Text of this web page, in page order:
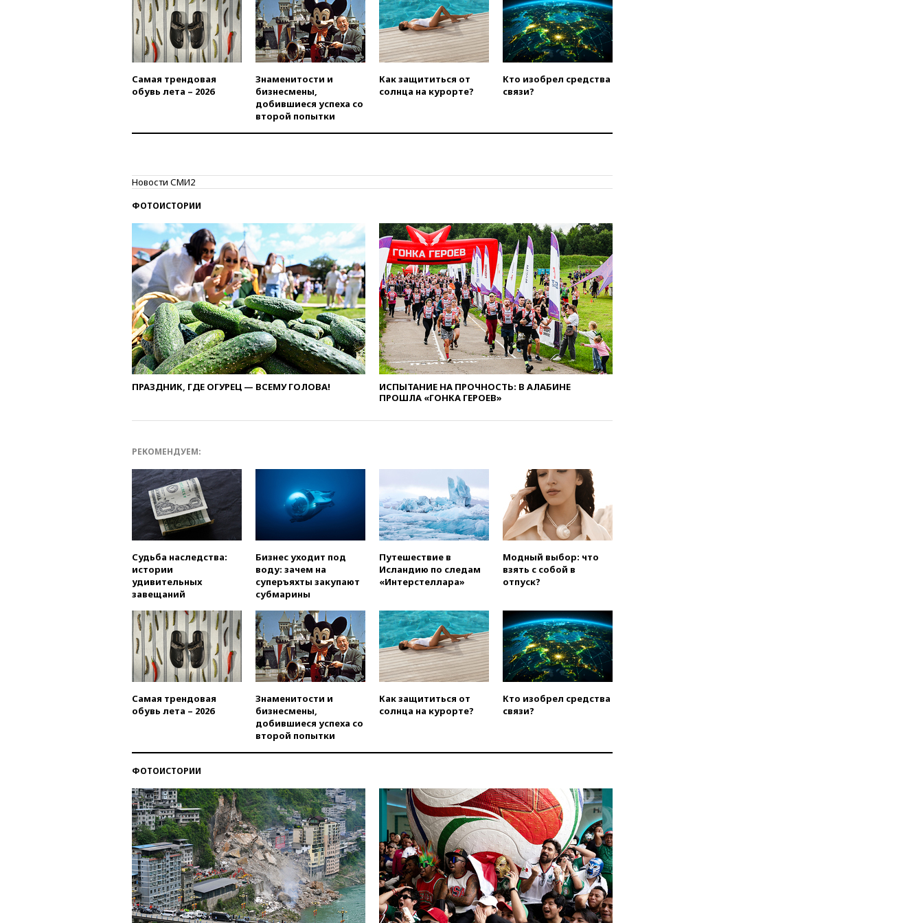
соглашение о прекращении
огня США и Ирана
вчера, 22:15Три человека
получили ножевые ранения
при нападении в Чехии
вчера, 22:00 Путин поручил
выделить средства на новые
уголовное дело
вчера, 21:26Лидеры сборной
РФ по гимнастике получили
официальный отказ в визах от
Хорватии
вчера, 21:15Пентагон
опубликовал 16 новых видео с
НЛО
вчера, 21:00На границе
Украины с Польшей скопилось
свыше 6,5 тысячи грузовиков
вчера, 20:53
пройдет в 2026 году
беспилотников над Россией
вчера, 20:35Велосипедист
погиб при атаке FPV-дрона в
Белгородской области
вчера, 20:30Лидию Невзорову
финансировании
экстремизма
постановил остановить
строительство бального зала в
Белом доме
вчера, 20:15Сенат США
одобрил ужесточение
санкций против России и
вчера, 20:00 СК возбудил дело
России
фигуристкам Валиевой и
Трусовой
вчера, 19:35Зеленский
впервые совершил
официальный визит в Сербию
вчера, 19:19Россиянка
погибла во Французских
Альпах
Самая трендовая
обувь лета – 2026
Знаменитости и
бизнесмены,
добившиеся успеха со
второй попытки
Как защититься от
солнца на курорте?
Кто изобрел средства
связи?
Новости СМИ2
ФОТОИСТОРИИ
ПРАЗДНИК, ГДЕ ОГУРЕЦ — ВСЕМУ ГОЛОВА!
ИСПЫТАНИЕ НА ПРОЧНОСТЬ: В АЛАБИНЕ
ПРОШЛА «ГОНКА ГЕРОЕВ»
РЕКОМЕНДУЕМ:
Судьба наследства:
истории
удивительных
завещаний
Бизнес уходит под
воду: зачем на
суперъяхты закупают
субмарины
Путешествие в
Исландию по следам
«Интерстеллара»
Модный выбор: что
взять с собой в
отпуск?
Самая трендовая
обувь лета – 2026
Знаменитости и
бизнесмены,
добившиеся успеха со
второй попытки
Как защититься от
солнца на курорте?
Кто изобрел средства
связи?
ФОТОИСТОРИИ